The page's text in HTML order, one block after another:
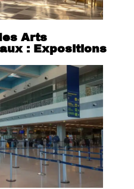
Arts
: Expositions